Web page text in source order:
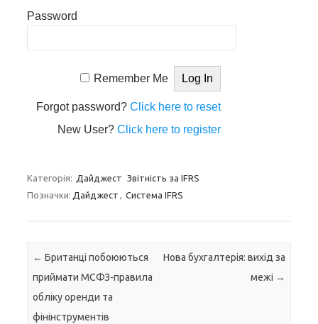
Password
Remember Me
Forgot password?Click here to reset
New User?Click here to register
Категорія: Дайджест Звітність за IFRS
Позначки: Дайджест , Система IFRS
Навігація по запису
← Британці побоюються
приймати МСФЗ-правила
обліку оренди та
фінінструментів
Нова бухгалтерія: вихід за
межі →